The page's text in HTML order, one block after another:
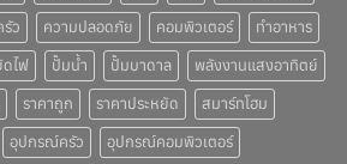
รัว ความปลอดภัย คอมพิวเตอร์
ทำอาหาร
ดไฟ ปั๊มน้ำ ปั๊มบาดาล
พลังงานแสงอาทิตย์
ราคาถูก ราคาประหยัด
สมาร์ทโฮม
อุปกรณ์ครัว
อุปกรณ์คอมพิวเตอร์